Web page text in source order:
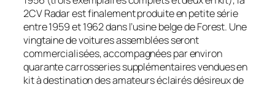
2CV Radar est finalement produite en petite série
entre 1959 et 1962 dans l’usine belge de Forest. Une
vingtaine de voitures assemblées seront
commercialisées, accompagnées par environ
quarante carrosseries supplémentaires vendues en
kit à destination des amateurs éclairés désireux de